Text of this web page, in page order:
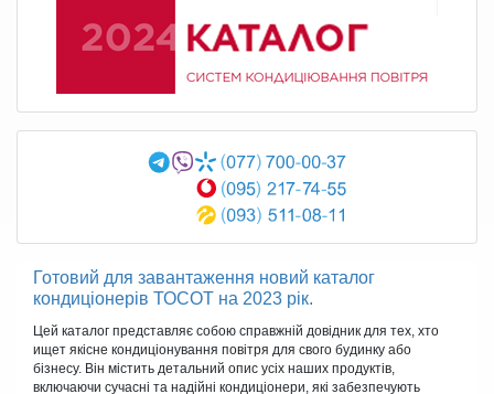
Готовий для завантаження новий каталог
кондиціонерів ТОСОТ на 2023 рік.
Цей каталог представляє собою справжній довідник для тех, хто
ищет якісне кондиціонування повітря для свого будинку або
бізнесу. Він містить детальний опис усіх наших продуктів,
включаючи сучасні та надійні кондиціонери, які забезпечують